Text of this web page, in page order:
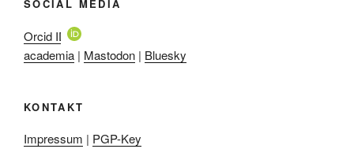
SOCIAL MEDIA
Orcid ID
academia | Mastodon | Bluesky
KONTAKT
Impressum | PGP-Key